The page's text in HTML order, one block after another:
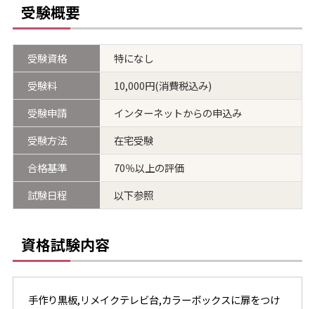
受験概要
受験資格
特になし
受験料
10,000円(消費税込み)
受験申請
インターネットからの申込み
受験方法
在宅受験
合格基準
70％以上の評価
試験日程
以下参照
資格試験内容
手作り黒板,リメイクテレビ台,カラーボックスに扉をつけ